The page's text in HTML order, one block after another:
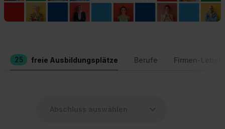
25 freie Ausbildungsplätze Berufe Firmen-